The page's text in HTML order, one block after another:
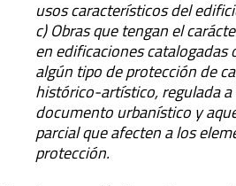
usos característicos del
c) Obras que tengan el
en edificaciones catalogadas
algún tipo de protección de
histórico-artístico, regulada
documento urbanístico y
parcial que afecten a los
protección.